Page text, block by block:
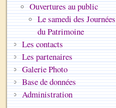
Ouvertures au public
Le samedi des Journées
du Patrimoine
Les contacts
Les partenaires
Galerie Photo
Base de données
Administration